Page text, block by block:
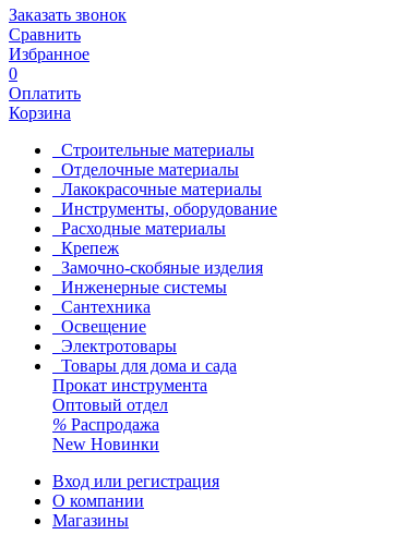
Заказать звонок
Сравнить
Избранное
0
Оплатить
Корзина
Строительные материалы
Отделочные материалы
Лакокрасочные материалы
Инструменты, оборудование
Расходные материалы
Крепеж
Замочно-скобяные изделия
Инженерные системы
Сантехника
Освещение
Электротовары
Товары для дома и сада
Прокат инструмента
Оптовый отдел
% Распродажа
New Новинки
Вход или регистрация
О компании
Магазины